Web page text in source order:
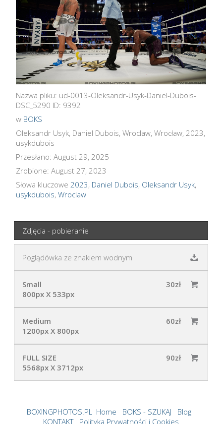
Nazwa pliku: ud-0013-Oleksandr-Usyk-Daniel-Dubois-
DSC_5290 ID: 9392
w BOKS
Oleksandr Usyk, Daniel Dubois, Wroclaw, Wrocław, 2023,
usykdubois
Przesłano: August 29, 2025
Zrobione: August 27, 2023
Słowa kluczowe 2023, Daniel Dubois, Oleksandr Usyk,
usykdubois, Wroclaw
Zdjęcia - pobieranie
Poglądówka ze znakiem wodnym
Small
800px X 533px
30zł
Medium
1200px X 800px
60zł
FULL SIZE
5568px X 3712px
90zł
BOXINGPHOTOS.PL Home BOKS - SZUKAJ
Blog
KONTAKT
Polityka Prywatności i Cookies